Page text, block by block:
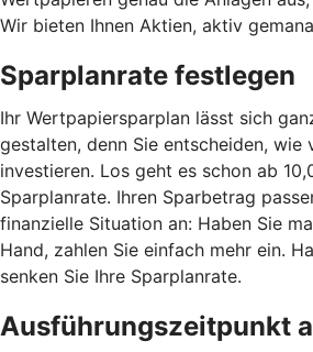
Wir bieten Ihnen Aktien, aktiv
Sparplanrate festlegen
Ihr Wertpapiersparplan lässt sich
gestalten, denn Sie entscheiden, wie
investieren. Los geht es schon ab
Sparplanrate. Ihren Sparbetrag
finanzielle Situation an: Haben Sie
Hand, zahlen Sie einfach mehr ein.
senken Sie Ihre Sparplanrate.
Ausführungszeitpunkt